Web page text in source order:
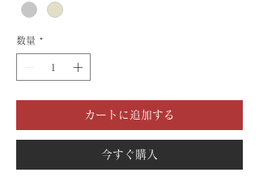
数量 *
カートに追加する
今すぐ購入